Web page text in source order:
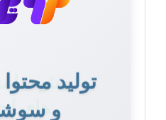
تولید
و